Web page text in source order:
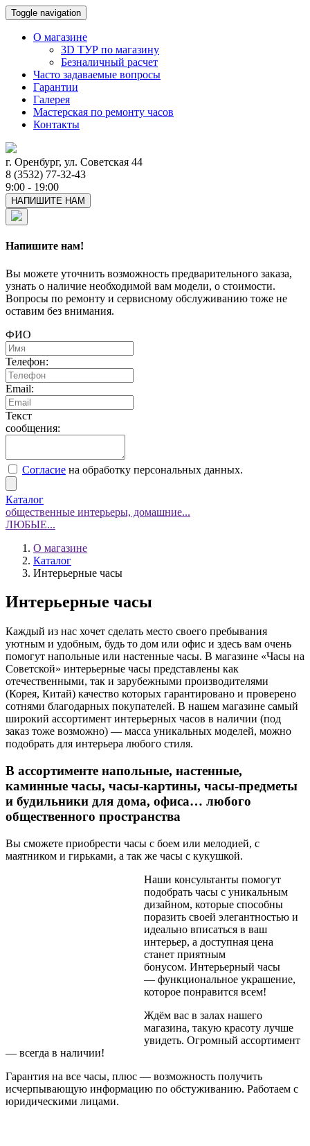
Toggle navigation
О магазине
3D ТУР по магазину
Безналичный расчет
Часто задаваемые вопросы
Гарантии
Галерея
Мастерская по ремонту часов
Контакты
г. Оренбург, ул. Советская 44
8 (3532) 77-32-43
9:00 - 19:00
НАПИШИТЕ НАМ
Напишите нам!
Вы можете уточнить возможность предварительного заказа,
узнать о наличие необходимой вам модели, о стоимости.
Вопросы по ремонту и сервисному обслуживанию тоже не
оставим без внимания.
ФИО
Телефон:
Email:
Текст
сообщения:
Согласие на обработку персональных данных.
Каталог
общественные интерьеры, домашние...
ЛЮБЫЕ...
О магазине
Каталог
Интерьерные часы
Интерьерные часы
Каждый из нас хочет сделать место своего пребывания
уютным и удобным, будь то дом или офис и здесь вам очень
помогут напольные или настенные часы. В магазине «Часы на
Советской» интерьерные часы представлены как
отечественными, так и зарубежными производителями
(Корея, Китай) качество которых гарантировано и проверено
сотнями благодарных покупателей. В нашем магазине самый
широкий ассортимент интерьерных часов в наличии (под
заказ тоже возможно) — масса уникальных моделей, можно
подобрать для интерьера любого стиля.
В ассортименте напольные, настенные,
каминные часы, часы-картины, часы-предметы
и будильники для дома, офиса… любого
общественного пространства
Вы сможете приобрести часы с боем или мелодией, с
маятником и гирьками, а так же часы с кукушкой.
Наши консультанты помогут
подобрать часы с уникальным
дизайном, которые способны
поразить своей элегантностью и
идеально вписаться в ваш
интерьер, а доступная цена
станет приятным
бонусом. Интерьерный часы
— функциональное украшение,
которое понравится всем!
Ждём вас в залах нашего
магазина, такую красоту лучше
увидеть. Огромный ассортимент
— всегда в наличии!
Гарантия на все часы, плюс — возможность получить
исчерпывающую информацию по обстуживанию. Работаем с
юридическими лицами.